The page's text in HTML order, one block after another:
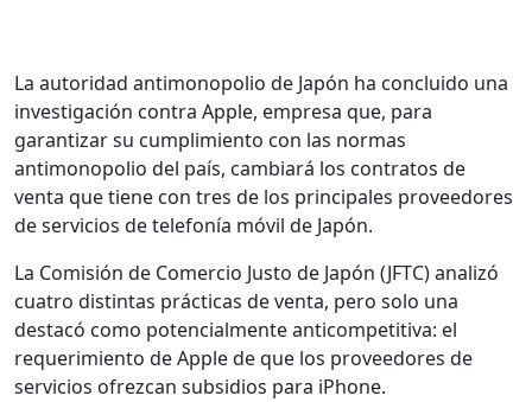
La autoridad antimonopolio de Japón ha concluido una
investigación contra Apple, empresa que, para
garantizar su cumplimiento con las normas
antimonopolio del país, cambiará los contratos de
venta que tiene con tres de los principales proveedores
de servicios de telefonía móvil de Japón.
La Comisión de Comercio Justo de Japón (JFTC) analizó
cuatro distintas prácticas de venta, pero solo una
destacó como potencialmente anticompetitiva: el
requerimiento de Apple de que los proveedores de
servicios ofrezcan subsidios para iPhone.